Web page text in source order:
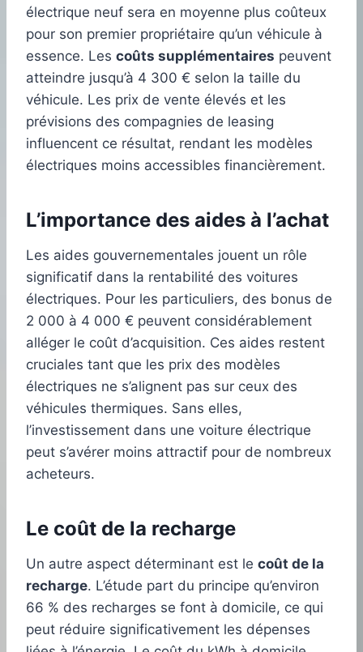
électrique neuf sera en moyenne plus coûteux
pour son premier propriétaire qu’un véhicule à
essence. Les coûts supplémentaires peuvent
atteindre jusqu’à 4 300 € selon la taille du
véhicule. Les prix de vente élevés et les
prévisions des compagnies de leasing
influencent ce résultat, rendant les modèles
électriques moins accessibles financièrement.
L’importance des aides à l’achat
Les aides gouvernementales jouent un rôle
significatif dans la rentabilité des voitures
électriques. Pour les particuliers, des bonus de
2 000 à 4 000 € peuvent considérablement
alléger le coût d’acquisition. Ces aides restent
cruciales tant que les prix des modèles
électriques ne s’alignent pas sur ceux des
véhicules thermiques. Sans elles,
l’investissement dans une voiture électrique
peut s’avérer moins attractif pour de nombreux
acheteurs.
Le coût de la recharge
Un autre aspect déterminant est le coût de la
recharge. L’étude part du principe qu’environ
66 % des recharges se font à domicile, ce qui
peut réduire significativement les dépenses